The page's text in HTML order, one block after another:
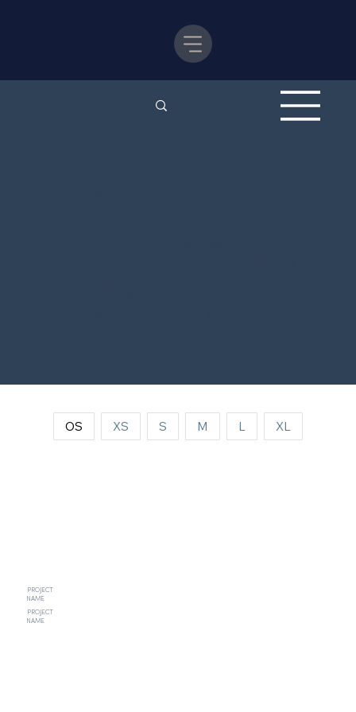
OS XS S M L XL
PROJECT
NAME
PROJECT
NAME